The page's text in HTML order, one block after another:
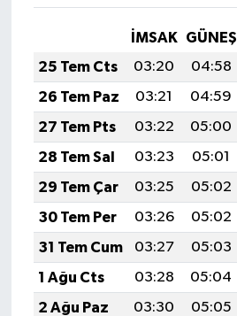
İMSAK GÜNEŞ
25 Tem Cts
03:20 04:58
26 Tem Paz
03:21 04:59
27 Tem Pts
03:22 05:00
28 Tem Sal
03:23 05:01
29 Tem Çar
03:25 05:02
30 Tem Per
03:26 05:02
31 Tem Cum
03:27 05:03
1 Ağu Cts
03:28 05:04
2 Ağu Paz
03:30 05:05